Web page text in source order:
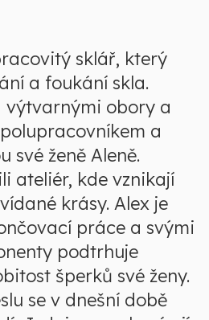
sklář, který
a foukání skla.
výtvarnými obory a
a
své ženě Aleně.
ateliér, kde vznikají
krásy. Alex je
práce a svými
podtrhuje
šperků své ženy.
se v dnešní době